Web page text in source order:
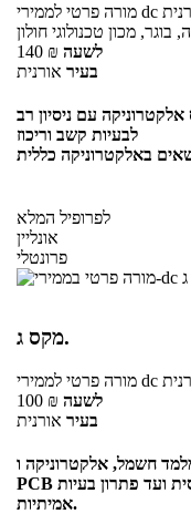
מורה פרטי לממירי dc
בוגר, מכון טכנולוגי חולון
140 ₪ לשעה
בעיר אורנית
עם ניסיון רב
לבעיות קשב וריכוז
באלקטרוניקה כללית
לפרופיל המלא
אונליין
פרונטלי
מקס ג.
מורה פרטי לממירי dc
100 ₪ לשעה
בעיר אורנית
חשמל, אלקטרוניקה ו-
PCB בצורה ברורה ויישומית — מהבנה בסיסית ועד פתרון בעיות
אמיתיות.